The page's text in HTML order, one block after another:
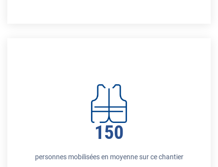
150
personnes mobilisées en moyenne sur ce chantier